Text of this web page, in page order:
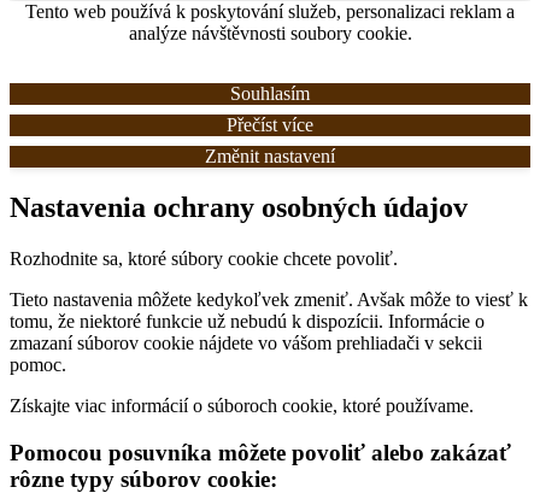
Tento web používá k poskytování služeb, personalizaci reklam a
analýze návštěvnosti soubory cookie.
Souhlasím
Přečíst více
Změnit nastavení
Nastavenia ochrany osobných údajov
Rozhodnite sa, ktoré súbory cookie chcete povoliť.
Tieto nastavenia môžete kedykoľvek zmeniť. Avšak môže to viesť k
tomu, že niektoré funkcie už nebudú k dispozícii. Informácie o
zmazaní súborov cookie nájdete vo vášom prehliadači v sekcii
pomoc.
Získajte viac informácií o súboroch cookie, ktoré používame.
Pomocou posuvníka môžete povoliť alebo zakázať
rôzne typy súborov cookie: